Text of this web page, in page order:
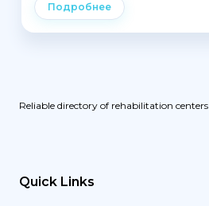
Подробнее
Reliable directory of rehabilitation centers
Quick Links